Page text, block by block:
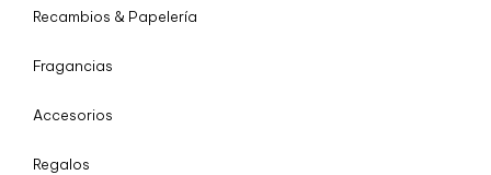
Recambios & Papelería
Fragancias
Accesorios
Regalos